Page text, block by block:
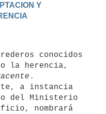
Y
la herencia,
.
del Ministerio
nombrará